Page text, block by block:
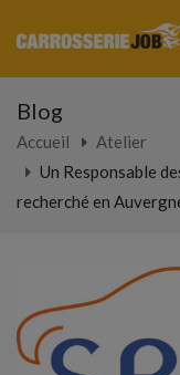
Blog
Accueil
Atelier
Un Responsable
recherché en